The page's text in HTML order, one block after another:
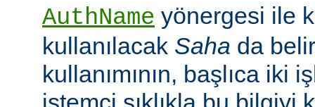
AuthName yönergesi ile
kullanılacak Saha da
kullanımının, başlıca iki